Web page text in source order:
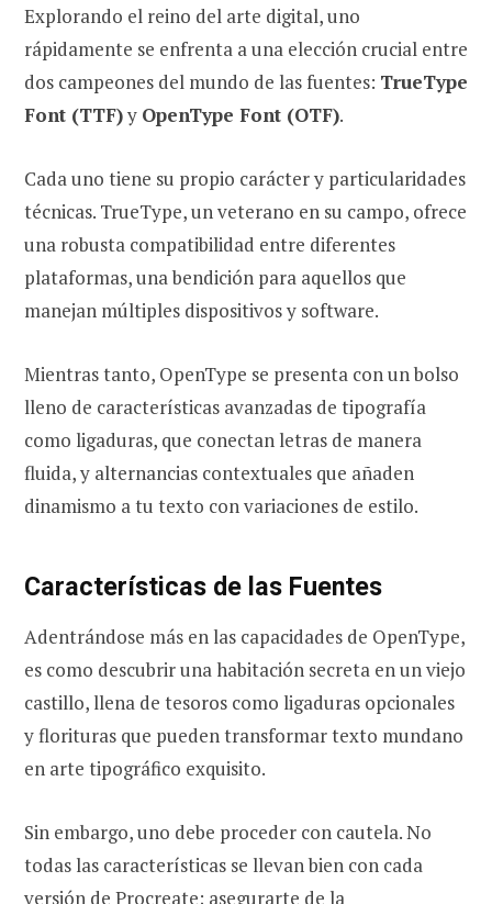
Explorando el reino del arte digital, uno
rápidamente se enfrenta a una elección crucial entre
dos campeones del mundo de las fuentes: TrueType
Font (TTF)y OpenType Font (OTF).
Cada uno tiene su propio carácter y particularidades
técnicas. TrueType, un veterano en su campo, ofrece
una robusta compatibilidad entre diferentes
plataformas, una bendición para aquellos que
manejan múltiples dispositivos y software.
Mientras tanto, OpenType se presenta con un bolso
lleno de características avanzadas de tipografía
como ligaduras, que conectan letras de manera
fluida, y alternancias contextuales que añaden
dinamismo a tu texto con variaciones de estilo.
Características de las Fuentes
Adentrándose más en las capacidades de OpenType,
es como descubrir una habitación secreta en un viejo
castillo, llena de tesoros como ligaduras opcionales
y florituras que pueden transformar texto mundano
en arte tipográfico exquisito.
Sin embargo, uno debe proceder con cautela. No
todas las características se llevan bien con cada
versión de Procreate; asegurarte de la